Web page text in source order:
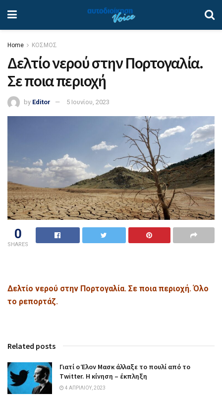
Home ΚΟΣΜΟΣ
Δελτίο νερού στην Πορτογαλία.
Σε ποια περιοχή
by Editor 5 Ιουνίου, 2023
0
SHARES
Δελτίο νερού στην Πορτογαλία. Σε ποια περιοχή. Όλο
το ρεπορτάζ.
Related posts
Γιατί ο Έλον Μασκ άλλαξε το πουλί από το
Twitter. Η κίνηση – έκπληξη
4 ΑΠΡΙΛΊΟΥ, 2023